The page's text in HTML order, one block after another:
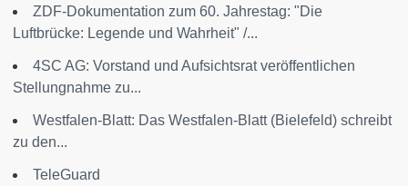
ZDF-Dokumentation zum 60. Jahrestag: "Die
Luftbrücke: Legende und Wahrheit" /...
4SC AG: Vorstand und Aufsichtsrat veröffentlichen
Stellungnahme zu...
Westfalen-Blatt: Das Westfalen-Blatt (Bielefeld) schreibt
zu den...
TeleGuard